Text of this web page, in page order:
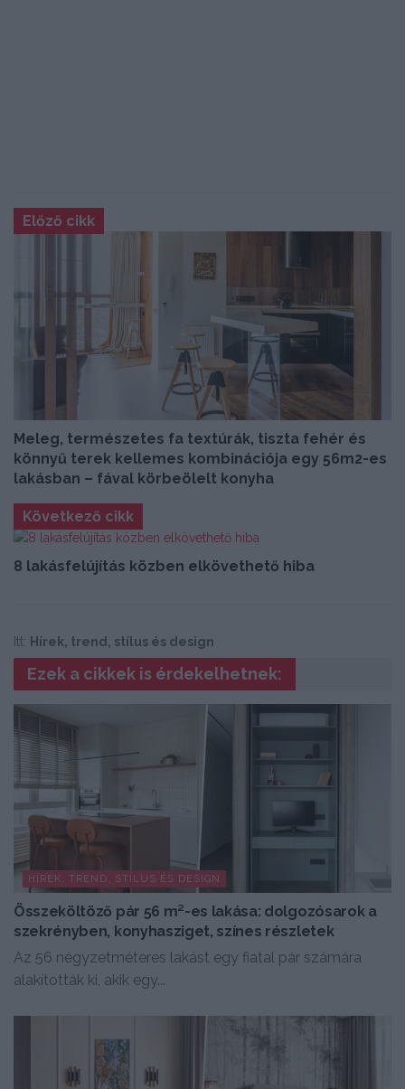
Előző cikk
Meleg, természetes fa textúrák, tiszta fehér és
könnyű terek kellemes kombinációja egy 56m2-es
lakásban – fával körbeölelt konyha
Következő cikk
8 lakásfelújítás közben elkövethető hiba
Itt: Hírek, trend, stílus és design
Ezek a cikkek is érdekelhetnek:
HÍREK, TREND, STÍLUS ÉS DESIGN
Összeköltöző pár 56 m²-es lakása: dolgozósarok a
szekrényben, konyhasziget, színes részletek
Az 56 négyzetméteres lakást egy fiatal pár számára
alakították ki, akik egy...